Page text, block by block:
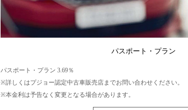
パスポート・プラン
パスポート・プラン 3.69％
※詳しくはプジョー認定中古車販売店までお問い合わせください。
※本金利は予告なく変更となる場合があります。